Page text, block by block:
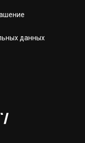
данных
